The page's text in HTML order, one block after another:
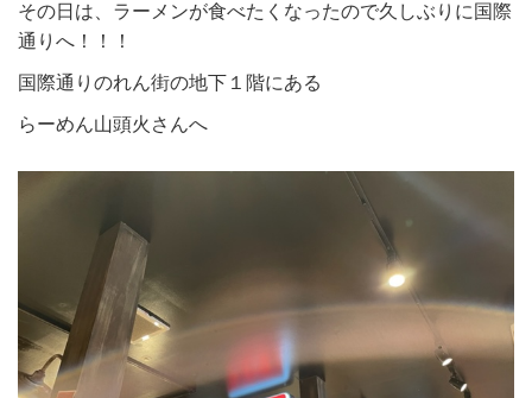
その日は、ラーメンが食べたくなったので久しぶりに国際
通りへ！！！
国際通りのれん街の地下１階にある
らーめん山頭火さんへ